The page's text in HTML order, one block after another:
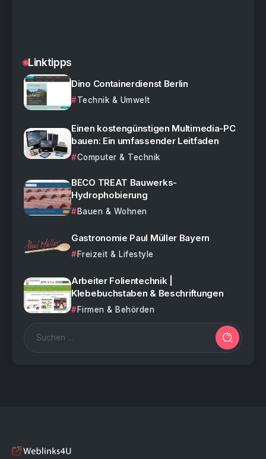
Linktipps
Dino Containerdienst Berlin
Technik & Umwelt
Einen kostengünstigen Multimedia-PC
bauen: Ein umfassender Leitfaden
Computer & Technik
BECO TREAT Bauwerks-
Hydrophobierung
Bauen & Wohnen
Gastronomie Paul Müller Bayern
Freizeit & Lifestyle
Arbeiter Folientechnik |
Klebebuchstaben & Beschriftungen
Firmen & Behörden